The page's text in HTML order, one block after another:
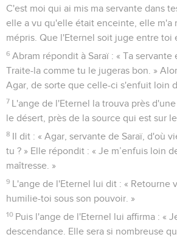
C'est moi qui ai mis ma servante dans
elle a vu qu'elle était enceinte, elle m'a
mépris. Que l'Eternel soit juge entre toi
6 Abram répondit à Saraï : « Ta servante
Traite-la comme tu le jugeras bon. »
Agar, de sorte que celle-ci s'enfuit loin
7 L'ange de l'Eternel la trouva près
le désert, près de la source qui est sur
8 Il dit : « Agar, servante de Saraï, d'où
tu ? » Elle répondit : « Je m’enfuis loin
maîtresse. »
9 L'ange de l'Eternel lui dit : « Retourne
humilie-toi sous son pouvoir. »
10 Puis l'ange de l'Eternel lui affirma : «
descendance. Elle sera si nombreuse